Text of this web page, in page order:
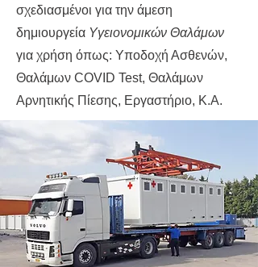
σχεδιασμένοι για την άμεση
δημιουργεία Υγειονομικών Θαλάμων
για χρήση όπως: Υποδοχή Ασθενών,
Θαλάμων COVID Test, Θαλάμων
Αρνητικής Πίεσης, Εργαστήριο, Κ.Α.